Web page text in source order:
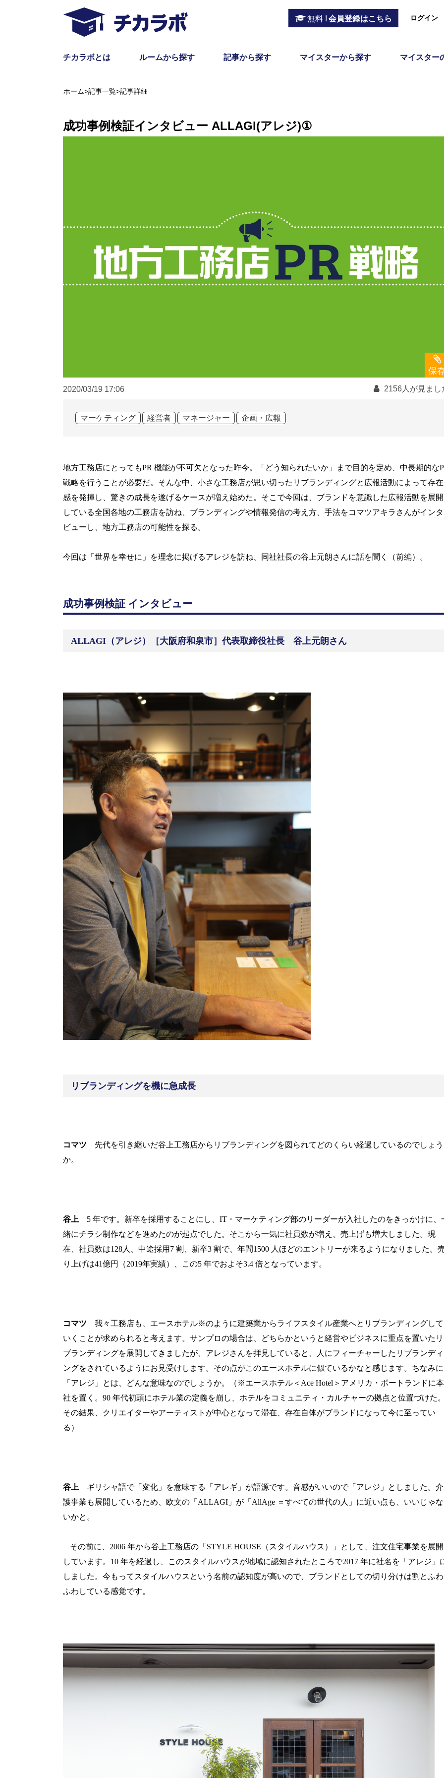
無料 ! 会員登録はこちら ログイン
チカラボとは ルームから探す 記事から探す マイスターから探す マイスター
ホーム>記事一覧>記事詳細
成功事例検証インタビュー ALLAGI(アレジ)①
保
2020/03/19 17:06 2156人が見まし
マーケティング 経営者 マネージャー 企画・広報
地方工務店にとってもPR 機能が不可欠となった昨今。「どう知られたいか」まで目的を定め、中長期的な
戦略を行うことが必要だ。そんな中、小さな工務店が思い切ったリブランディングと広報活動によって存在
感を発揮し、驚きの成長を遂げるケースが増え始めた。そこで今回は、ブランドを意識した広報活動を展開
している全国各地の工務店を訪ね、ブランディングや情報発信の考え方、手法をコマツアキラさんがインタ
ビューし、地方工務店の可能性を探る。
今回は「世界を幸せに」を理念に掲げるアレジを訪ね、同社社長の谷上元朗さんに話を聞く（前編）。
成功事例検証 インタビュー
ALLAGI （アレジ）［大阪府和泉市］代表取締役社長 谷上元朗さん
リブランディングを機に急成長
コマツ 先代を引き継いだ谷上工務店からリブランディングを図られてどのくらい経過しているのでしょう
か。
谷上 5 年です。新卒を採用することにし、 IT ・マーケティング部のリーダーが入社したのをきっかけに、
緒にチラシ制作などを進めたのが起点でした。そこから一気に社員数が増え、売上げも増大しました。現
在、社員数は128人、中途採用 7 割、新卒3 割で、年間1500 人ほどのエントリーが来るようになりました。
り上げは41億円（2019年実績）、この5 年でおよそ3.4 倍となっています。
コマツ 我々工務店も、エースホテル※のように建築業からライフスタイル産業へとリブランディングして
いくことが求められると考えます。サンプロの場合は、どちらかというと経営やビジネスに重点を置いたリ
ブランディングを展開してきましたが、アレジさんを拝見していると、人にフィーチャーしたリブランディ
ングをされているようにお見受けします。その点がこのエースホテルに似ているかなと感じます。ちなみに
「アレジ」とは、どんな意味なのでしょうか。（ ※エースホテル＜ Ace Hotel＞ アメリカ・ポートランドに本
社を置く。 90 年代初頭にホテル業の定義を崩し、ホテルをコミュニティ・カルチャーの拠点と位置づけた
その結果、
クリエイターやアーティストが中心となって滞在、存在自体がブランドになって今に至ってい
る）
谷上 ギリシャ語で「変化」を意味する「アレギ」が語源です。音感がいいので「アレジ」としました。介
護事業も展開しているため、欧文の「 ALLAGI 」が「 AllAge ＝すべての世代の人」に近い点も、いいじゃな
いかと。
その前に、 2006 年から谷上工務店の「 STYLE HOUSE （スタイルハウス）」として、注文住宅事業を展開
しています。 10 年を経過し、このスタイルハウスが地域に認知されたところで2017 年に社名を「アレジ」
しました。今もってスタイルハウスという名前の認知度が高いので、ブランドとしての切り分けは割とふわ
ふわしている感覚です。